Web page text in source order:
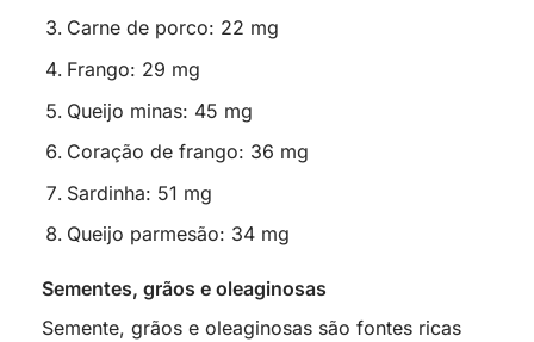
Carne de porco: 22 mg
Frango: 29 mg
Queijo minas: 45 mg
Coração de frango: 36 mg
Sardinha: 51 mg
Queijo parmesão: 34 mg
Sementes, grãos e oleaginosas
Semente, grãos e oleaginosas são fontes ricas